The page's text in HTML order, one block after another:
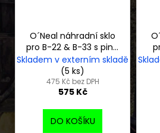
O´Neal náhradní sklo
pro B-22 & B-33 s piny,
silver mirror
Skladem v externím skladě
(5 ks)
475 Kč bez DPH
575 Kč
DO KOŠÍKU